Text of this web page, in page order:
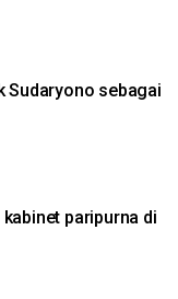
Sudaryono sebagai
paripurna di